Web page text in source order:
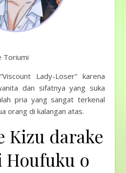
Toriumi
Lady-Loser” karena
dan sifatnya yang suka
pria yang sangat terkenal
orang di kalangan atas.
Kizu darake
Houfuku o